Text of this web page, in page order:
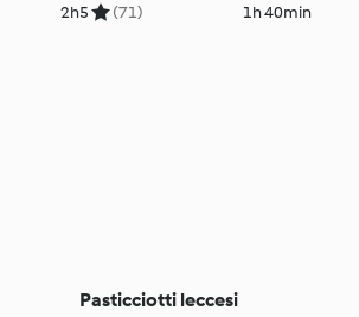
2h5 (71) 1h 40min
Pasticciotti leccesi